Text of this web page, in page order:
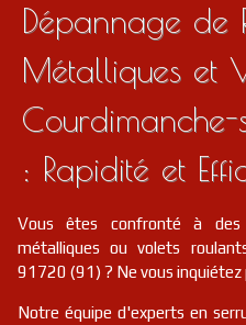
Dépannage de
Métalliques et
Courdimanche-
: Rapidité et
Vous êtes confronté à des
métalliques ou volets
91720 (91) ? Ne vous inquiétez
Notre équipe d'experts en